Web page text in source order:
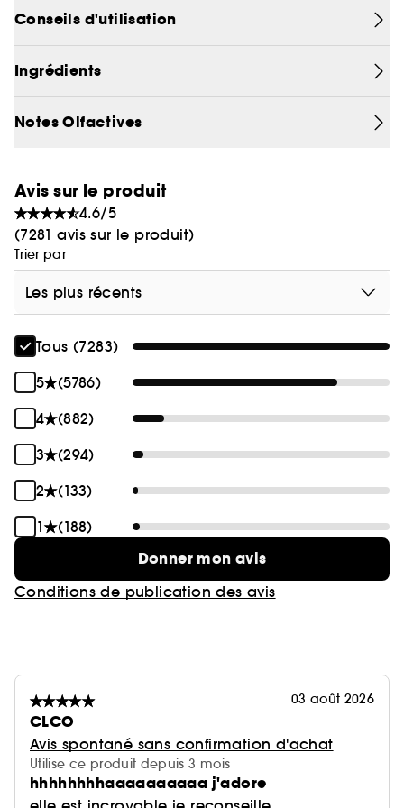
fleurs. Cette brume est à la fois chaleureuse,
légère et sensuelle.
Conseils d'utilisation
Ingrédients
Notes Olfactives
Avis sur le produit
4.6/5
(7281 avis sur le produit)
Trier par
Les plus récents
Tous (7283)
5
(5786)
4
(882)
3
(294)
2
(133)
1
(188)
Donner mon avis
Conditions de publication des avis
03 août 2026
CLCO
Avis spontané sans confirmation d'achat
Utilise ce produit depuis 3 mois
hhhhhhhhaaaaaaaaaa j'adore